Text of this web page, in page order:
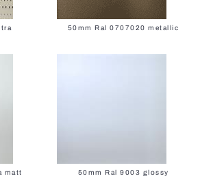
50mm Ral 0707020 metallic
matt 50mm Ral 9003 glossy